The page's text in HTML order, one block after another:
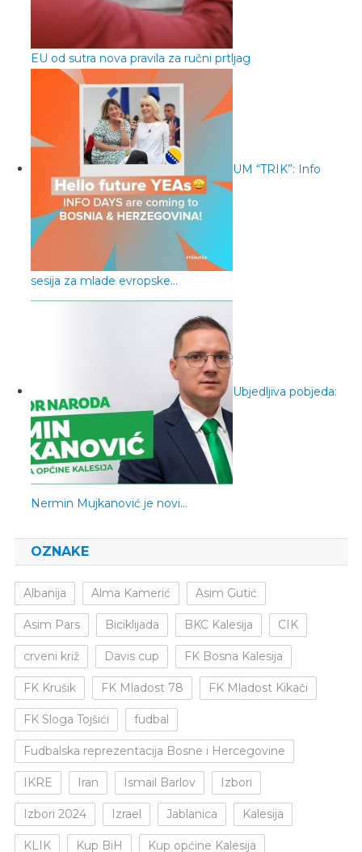
EU od sutra nova pravila za ručni prtljag
UM “TRIK”: Info
sesija za mlade evropske…
Ubjedljiva pobjeda:
Nermin Mujkanović je novi…
OZNAKE
Albanija Alma Kamerić Asim Gutić
Asim Pars Biciklijada BKC Kalesija CIK
crveni križ Davis cup FK Bosna Kalesija
FK Krušik FK Mladost 78 FK Mladost Kikači
FK Sloga Tojšići fudbal
Fudbalska reprezentacija Bosne i Hercegovine
IKRE Iran Ismail Barlov Izbori
Izbori 2024 Izrael Jablanica Kalesija
KLIK Kup BiH Kup općine Kalesija